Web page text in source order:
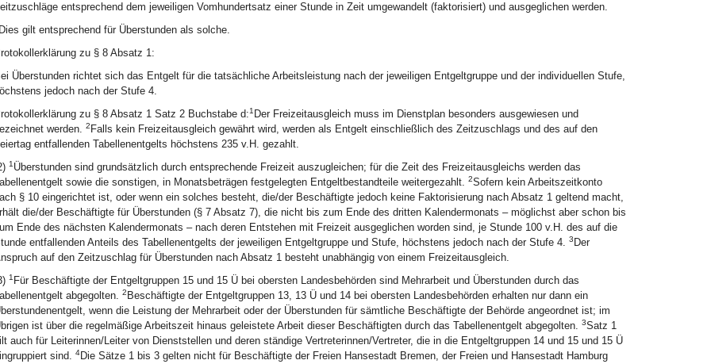
entsprechend dem jeweiligen Vomhundertsatz einer Stunde in Zeit umgewandelt (faktorisiert) und ausgeglichen werden.
Dies gilt entsprechend für Überstunden als solche.
zu § 8 Absatz 1:
Überstunden richtet sich das Entgelt für die tatsächliche Arbeitsleistung nach der jeweiligen Entgeltgruppe und der individuellen Stufe,
jedoch nach der Stufe 4.
zu § 8 Absatz 1 Satz 2 Buchstabe d:1 Der Freizeitausgleich muss im Dienstplan besonders ausgewiesen und
werden. 2 Falls kein Freizeitausgleich gewährt wird, werden als Entgelt einschließlich des Zeitzuschlags und des auf den
entfallenden Tabellenentgelts höchstens 235 v.H. gezahlt.
1Überstunden sind grundsätzlich durch entsprechende Freizeit auszugleichen; für die Zeit des Freizeitausgleichs werden das
sowie die sonstigen, in Monatsbeträgen festgelegten Entgeltbestandteile weitergezahlt. 2Sofern kein Arbeitszeitkonto
§ 10 eingerichtet ist, oder wenn ein solches besteht, die/der Beschäftigte jedoch keine Faktorisierung nach Absatz 1 geltend macht,
die/der Beschäftigte für Überstunden (§ 7 Absatz 7), die nicht bis zum Ende des dritten Kalendermonats – möglichst aber schon bis
Ende des nächsten Kalendermonats – nach deren Entstehen mit Freizeit ausgeglichen worden sind, je Stunde 100 v.H. des auf die
entfallenden Anteils des Tabellenentgelts der jeweiligen Entgeltgruppe und Stufe, höchstens jedoch nach der Stufe 4. 3 Der
auf den Zeitzuschlag für Überstunden nach Absatz 1 besteht unabhängig von einem Freizeitausgleich.
1 Für Beschäftigte der Entgeltgruppen 15 und 15 Ü bei obersten Landesbehörden sind Mehrarbeit und Überstunden durch das
abgegolten. 2 Beschäftigte der Entgeltgruppen 13, 13 Ü und 14 bei obersten Landesbehörden erhalten nur dann ein
wenn die Leistung der Mehrarbeit oder der Überstunden für sämtliche Beschäftigte der Behörde angeordnet ist; im
ist über die regelmäßige Arbeitszeit hinaus geleistete Arbeit dieser Beschäftigten durch das Tabellenentgelt abgegolten. 3Satz 1
auch für Leiterinnen/Leiter von Dienststellen und deren ständige Vertreterinnen/Vertreter, die in die Entgeltgruppen 14 und 15 und 15 Ü
sind. 4Die Sätze 1 bis 3 gelten nicht für Beschäftigte der Freien Hansestadt Bremen, der Freien und Hansestadt Hamburg